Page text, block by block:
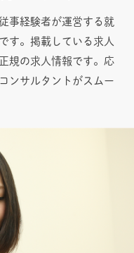
事経験者が運営する就
す。掲載している求人
規の求人情報です。応
ンサルタントがスムー